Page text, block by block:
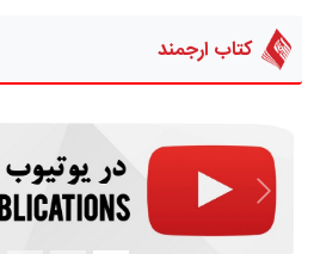
کتاب ارجمند
قبلی